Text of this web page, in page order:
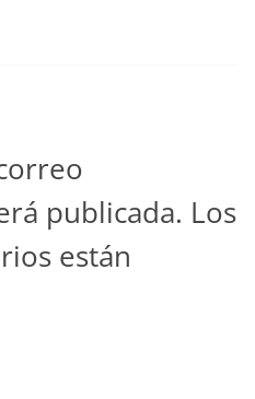
publicada. Los
están